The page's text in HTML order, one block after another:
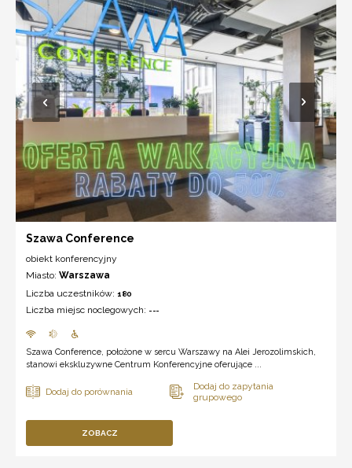
Szawa Conference
obiekt konferencyjny
Miasto: Warszawa
Liczba uczestników: 180
Liczba miejsc noclegowych: ---
Szawa Conference, położone w sercu Warszawy na Alei Jerozolimskich,
stanowi ekskluzywne Centrum Konferencyjne oferujące ...
ZOBACZ